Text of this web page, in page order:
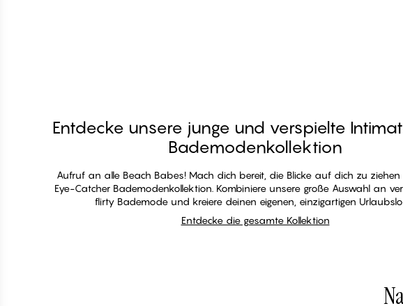
Entdecke unsere junge und verspielte
Bademodenkollektion
Aufruf an alle Beach Babes! Mach dich bereit, die Blicke auf dich zu ziehen
Eye-Catcher Bademodenkollektion. Kombiniere unsere große Auswahl an
flirty Bademode und kreiere deinen eigenen, einzigartigen
Entdecke die gesamte Kollektion